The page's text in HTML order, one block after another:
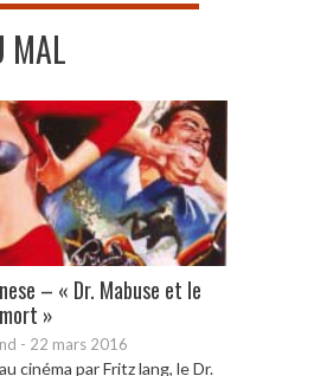
MAL
– « Dr. Mabuse et le
»
- 22 mars 2016
cinéma par Fritz lang, le Dr.